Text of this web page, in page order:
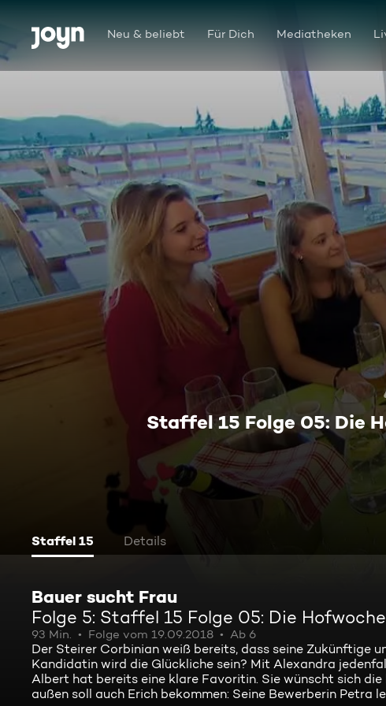
Zum Inhalt springen
Barrierefrei Neu & beliebt Für Dich Mediatheken
Staffel 15 Folge 05: Die
Staffel 15 Details
Bauer sucht Frau
Folge 5: Staffel 15 Folge 05: Die
93 Min. Folge vom 19.09.2018 Ab 6
Der Steirer Corbinian weiß bereits, dass seine Zukünftige
Kandidatin wird die Glückliche sein? Mit Alexandra
Albert hat bereits eine klare Favoritin. Sie wünscht sich
außen soll auch Erich bekommen: Seine Bewerberin